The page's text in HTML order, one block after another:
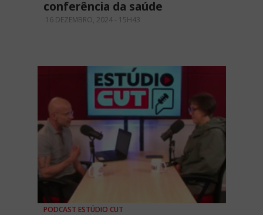
conferência da saúde
16 DEZEMBRO, 2024 - 15H43
PODCAST ESTÚDIO CUT